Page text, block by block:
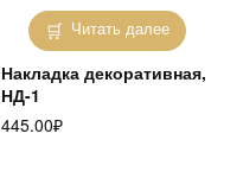
Читать далее
Накладка декоративная,
НД-1
445.00₽